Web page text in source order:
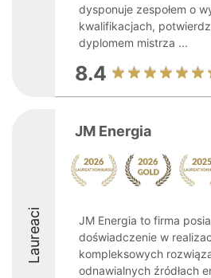
dysponuje zespołem o
kwalifikacjach,
dyplomem mistrza ...
8.4
Laureaci
JM Energia
JM Energia to firma
doświadczenie w
kompleksowych
odnawialnych źródłach